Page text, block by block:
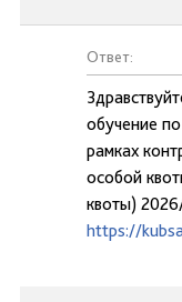
Ответ:
обучение
рамках
особой
квоты)
https://